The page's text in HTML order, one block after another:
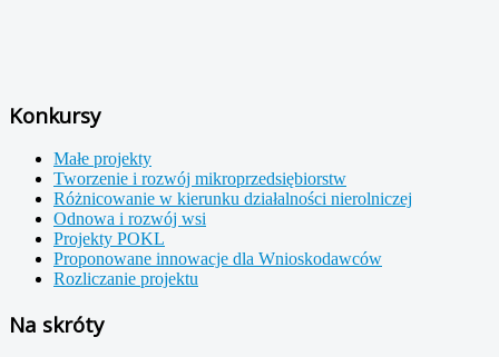
Konkursy
Małe projekty
Tworzenie i rozwój mikroprzedsiębiorstw
Różnicowanie w kierunku działalności nierolniczej
Odnowa i rozwój wsi
Projekty POKL
Proponowane innowacje dla Wnioskodawców
Rozliczanie projektu
Na skróty